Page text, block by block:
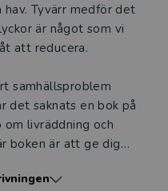
Tyvärr medför det
är något som vi
att reducera.
samhällsproblem
det saknats en bok på
om livräddning och
boken är att ge dig
erfarenhet.